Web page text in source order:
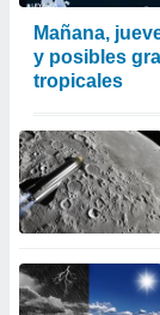
Mañana,
y posibles
tropicales